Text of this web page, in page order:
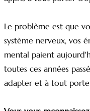
Le problème est que
système nerveux, vos
mental paient
toutes ces années
adapter et à tout